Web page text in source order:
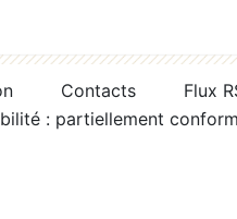
Contacts
Flux
: partiellement